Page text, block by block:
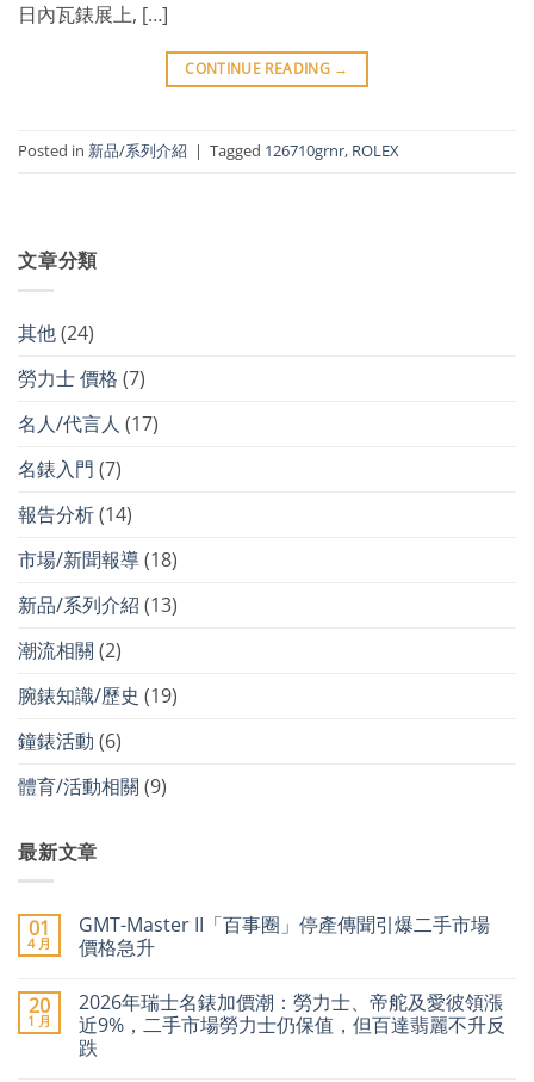
日內瓦錶展上, […]
CONTINUE READING →
Posted in 新品/系列介紹 | Tagged 126710grnr, ROLEX
文章分類
其他(24)
勞力士 價格 (7)
名人/代言人 (17)
名錶入門 (7)
報告分析(14)
市場/新聞報導(18)
新品/系列介紹 (13)
潮流相關 (2)
腕錶知識/歷史 (19)
鐘錶活動 (6)
體育/活動相關 (9)
最新文章
01
4 月
GMT-Master II「百事圈」停產傳聞引爆二手市場
價格急升
Master
II「百
事
圈」
留
言
20
1 月
2026年瑞士名錶加價潮：勞力士、帝舵及愛彼領漲
近9%，二手市場勞力士仍保值，但百達翡麗不升反
跌